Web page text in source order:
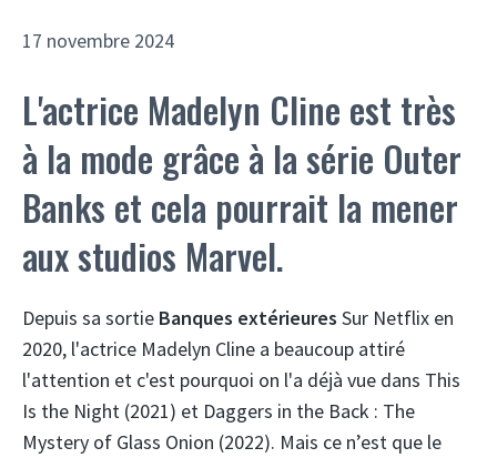
17 novembre 2024
L'actrice Madelyn Cline est très
à la mode grâce à la série Outer
Banks et cela pourrait la mener
aux studios Marvel.
Depuis sa sortie Banques extérieures Sur Netflix en
2020, l'actrice Madelyn Cline a beaucoup attiré
l'attention et c'est pourquoi on l'a déjà vue dans This
Is the Night (2021) et Daggers in the Back : The
Mystery of Glass Onion (2022). Mais ce n’est que le